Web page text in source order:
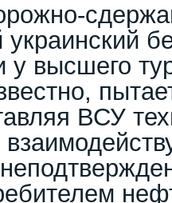
высшего
ВСУ